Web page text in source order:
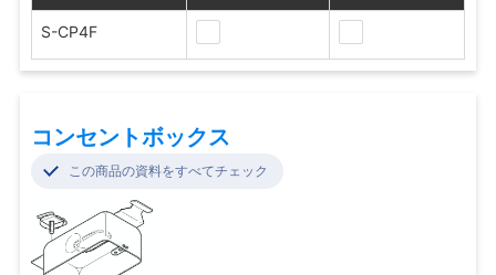
S-CP4F
コンセントボックス
この商品の資料をすべてチェック